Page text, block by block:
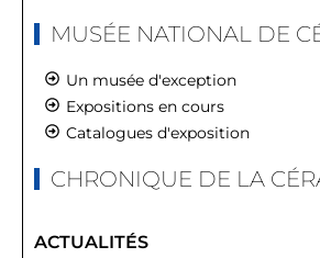
MUSÉE NATIONAL DE
Un musée d'exception
Expositions en cours
Catalogues d'exposition
CHRONIQUE DE LA
ACTUALITÉS